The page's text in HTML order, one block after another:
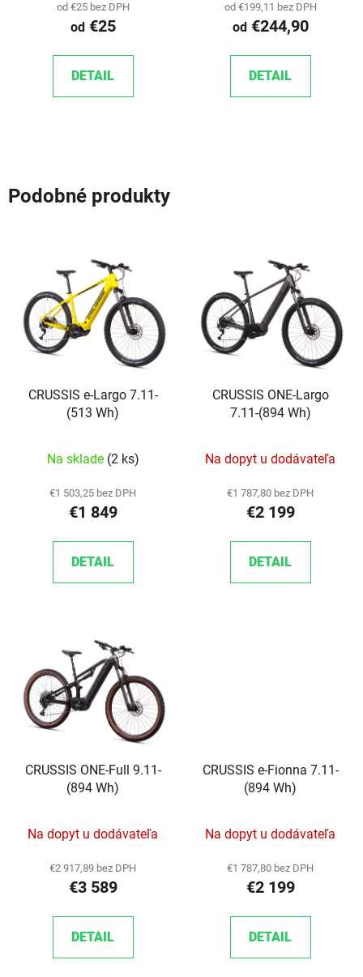
od €25 bez DPH
od€25
DETAIL
od €199,11 bez DPH
od€244,90
DETAIL
Podobné produkty
CRUSSIS e-Largo 7.11-
(513 Wh)
Na sklade (2 ks)
€1 503,25 bez DPH
€1 849
DETAIL
CRUSSIS ONE-Largo
7.11-(894 Wh)
Na dopyt u dodávateľa
€1 787,80 bez DPH
€2 199
DETAIL
CRUSSIS ONE-Full 9.11-
(894 Wh)
Na dopyt u dodávateľa
€2 917,89 bez DPH
€3 589
DETAIL
CRUSSIS e-Fionna 7.11-
(894 Wh)
Na dopyt u dodávateľa
€1 787,80 bez DPH
€2 199
DETAIL